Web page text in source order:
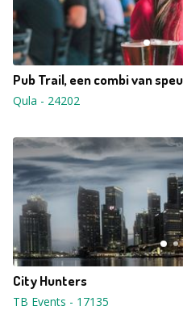
Pub Trail, een combi van
Qula - 24202
City Hunters
TB Events - 17135